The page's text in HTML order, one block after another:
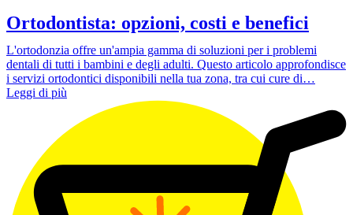
Ortodontista: opzioni, costi e benefici
L'ortodonzia offre un'ampia gamma di soluzioni per i problemi
dentali di tutti i bambini e degli adulti. Questo articolo approfondisce
i servizi ortodontici disponibili nella tua zona, tra cui cure di…
Leggi di più